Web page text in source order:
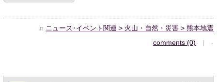
in ニュース･イベント関連 > 火山・自然・災害 > 熊本地震
comments (0) | -